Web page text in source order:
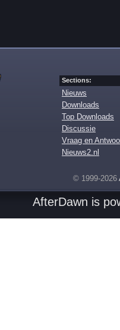
Sections:
Nieuws
Downloads
Top Downloads
Discussie
Vraag en
Nieuws2.nl
© 1999-2026
AfterDawn is